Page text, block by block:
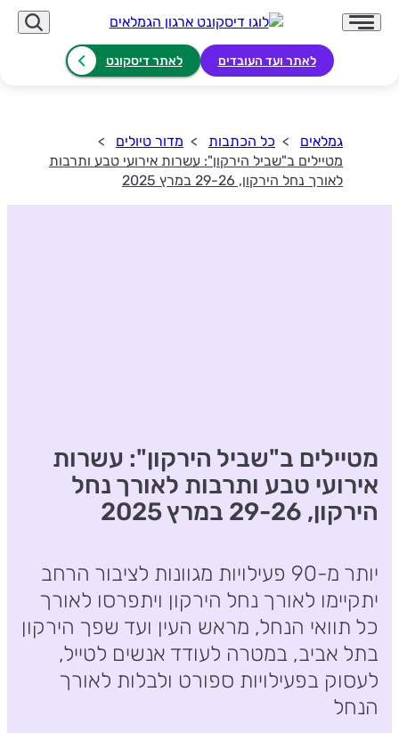
לאתר ועד העובדים לאתר דיסקונט
גמלאים כל הכתבות
מדור טיולים
מטיילים ב"שביל הירקון": עשרות אירועי טבע ותרבות
לאורך נחל הירקון, 29-26 במרץ 2025
מטיילים ב"שביל הירקון": עשרות
אירועי טבע ותרבות לאורך נחל
הירקון, 29-26 במרץ 2025
יותר מ-90 פעילויות מגוונות לציבור הרחב
יתקיימו לאורך נחל הירקון ויתפרסו לאורך
כל תוואי הנחל, מראש העין ועד שפך הירקון
בתל אביב, במטרה לעודד אנשים לטייל,
לעסוק בפעילויות ספורט ולבלות לאורך
הנחל